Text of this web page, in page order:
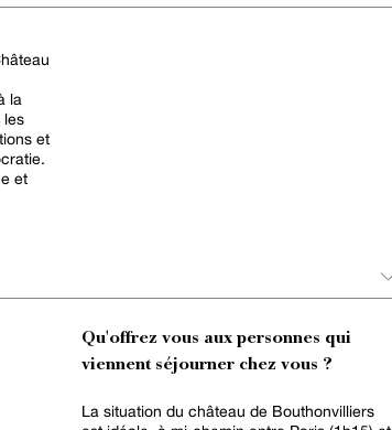
la
les
et
et
Qu'offrez vous aux personnes qui
viennent séjourner chez vous ?
La situation du château de Bouthonvilliers